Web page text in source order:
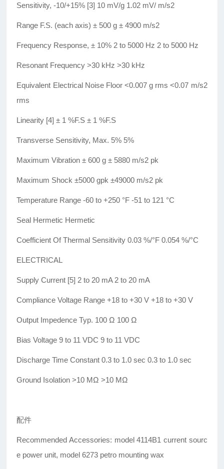
Sensitivity, -10/+15% [3] 10 mV/g 1.02 mV/ m/s2
Range F.S. (each axis) ± 500 g ± 4900 m/s2
Frequency Response, ± 10% 2 to 5000 Hz 2 to 5000 Hz
Resonant Frequency >30 kHz >30 kHz
Equivalent Electrical Noise Floor <0.007 g rms <0.07 m/s2
rms
Linearity [4] ± 1 %F.S ± 1 %F.S
Transverse Sensitivity, Max. 5% 5%
Maximum Vibration ± 600 g ± 5880 m/s2 pk
Maximum Shock ±5000 gpk ±49000 m/s2 pk
Temperature Range -60 to +250 °F -51 to 121 °C
Seal Hermetic Hermetic
Coefficient Of Thermal Sensitivity 0.03 %/°F 0.054 %/°C
ELECTRICAL
Supply Current [5] 2 to 20 mA 2 to 20 mA
Compliance Voltage Range +18 to +30 V +18 to +30 V
Output Impedence Typ. 100 Ω 100 Ω
Bias Voltage 9 to 11 VDC 9 to 11 VDC
Discharge Time Constant 0.3 to 1.0 sec 0.3 to 1.0 sec
Ground Isolation >10 MΩ >10 MΩ
配件
Recommended Accessories: model 4114B1 current sourc
e power unit, model 6273 petro mounting wax